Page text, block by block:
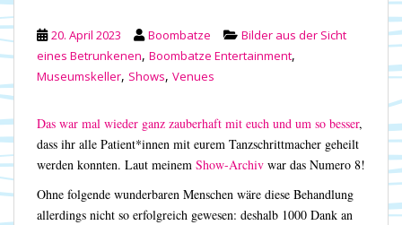
20. April 2023 Boombatze
Bilder aus der Sicht
eines Betrunkenen, Boombatze Entertainment,
Museumskeller, Shows, Venues
Das war mal wieder ganz zauberhaft mit euch und um so besser,
dass ihr alle Patient*innen mit eurem Tanzschrittmacher geheilt
werden konnten. Laut meinem Show-Archiv war das Numero 8!
Ohne folgende wunderbaren Menschen wäre diese Behandlung
allerdings nicht so erfolgreich gewesen: deshalb 1000 Dank an